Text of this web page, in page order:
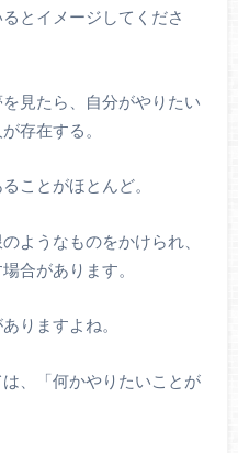
とイメージしてくださ
見たら、自分がやりたい
存在する。
ことがほとんど。
ようなものをかけられ、
合があります。
りますよね。
、「何かやりたいことが